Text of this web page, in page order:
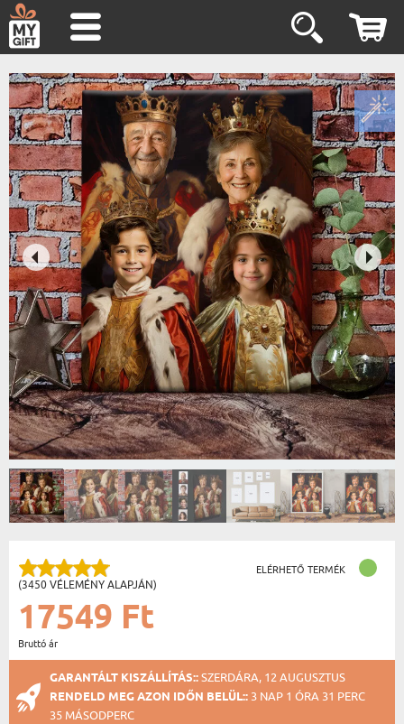
(3450 VÉLEMÉNY ALAPJÁN)
ELÉRHETŐ TERMÉK
17549 Ft
Bruttó ár
GARANTÁLT KISZÁLLÍTÁS::SZERDÁRA, 12 AUGUSZTUS
RENDELD MEG AZON IDŐN BELÜL:: 3 NAP 1 ÓRA 31 PERC
34 MÁSODPERC